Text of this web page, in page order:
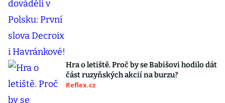
Hra o letiště. Proč by se Babišovi hodilo dát
část ruzyňských akcií na burzu?
Reflex.cz